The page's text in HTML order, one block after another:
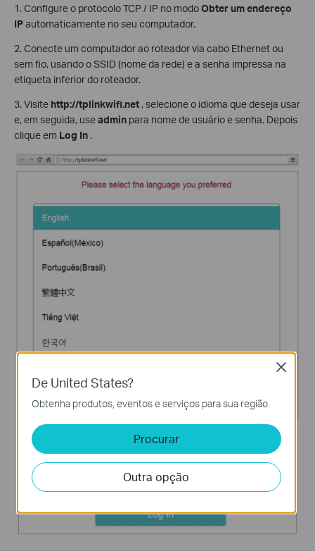
1. Configure o protocolo TCP / IP no modoObter um endereço
IPautomaticamente no seu computador.
2. Conecte um computador ao roteador via cabo Ethernet ou
sem fio, usando o SSID (nome da rede) e a senha impressa na
etiqueta inferior do roteador.
3. Visite http://tplinkwifi.net , selecione o idioma que deseja usar
e, em seguida, useadmin para nome de usuário e senha. Depois
clique em Log In .
De United States?
Obtenha produtos, eventos e serviços para sua região.
Procurar
Outra opção
Close